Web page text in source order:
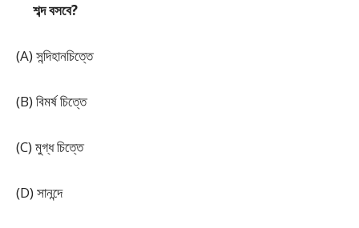
শব্দ বসবে?
(A) সন্দিহানচিত্তে
(B) বিমর্ষ চিত্তে
(C) মুগ্ধ চিত্তে
(D) সানন্দে